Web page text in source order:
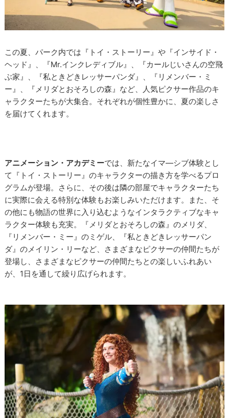
この夏、パーク内では『トイ・ストーリー』や『インサイド・
ヘッド』、『Mr.インクレディブル』、『カールじいさんの空飛
ぶ家』、『私ときどきレッサーパンダ』、『リメンバー・ミ
ー』、『メリダとおそろしの森』など、人気ピクサー作品のキ
ャラクターたちが大集合。それぞれが個性豊かに、夏の楽しさ
を届けてくれます。
アニメーション・アカデミーでは、新たなイマ―シブ体験とし
て『トイ・ストーリー』のキャラクターの描き方を学べるプロ
グラムが登場。さらに、その後は隣の部屋でキャラクターたち
に実際に会える特別な体験もお楽しみいただけます。また、そ
の他にも物語の世界に入り込むようなインタラクティブなキャ
ラクター体験も充実。『メリダとおそろしの森』のメリダ、
『リメンバー・ミー』のミゲル、『私ときどきレッサーパン
ダ』のメイリン・リーなど、さまざまなピクサーの仲間たちが
登場し、さまざまなピクサーの仲間たちとの楽しいふれあい
が、1日を通して繰り広げられます。